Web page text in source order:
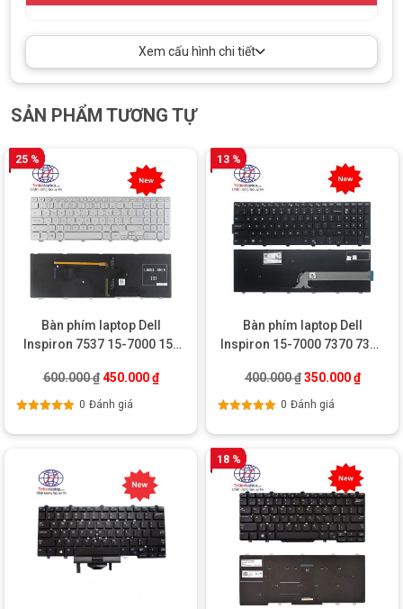
Xem cấu hình chi tiết
SẢN PHẨM TƯƠNG TỰ
25 %
Bàn phím laptop Dell
Inspiron 7537 15-7000 15-
600.000₫ Giá gốc là: 600.000 ₫.
450.000₫Giá hiện tại là: 450.000 ₫.
0 Đánh giá
13 %
Bàn phím laptop Dell
Inspiron 15-7000 7370 7373
400.000₫ Giá gốc là:
350.000₫Giá
0 Đánh giá
18 %